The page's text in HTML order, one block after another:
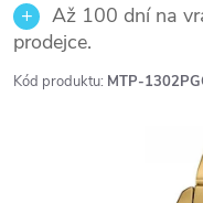
Až 100 dní na
prodejce.
Kód produktu: MTP-